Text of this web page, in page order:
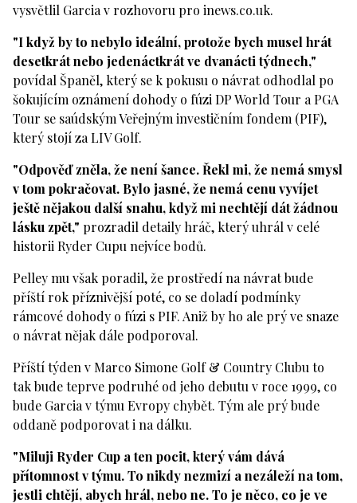
vysvětlil Garcia v rozhovoru pro inews.co.uk.
"I když by to nebylo ideální, protože bych musel hrát
desetkrát nebo jedenáctkrát ve dvanácti týdnech,"
povídal Španěl, který se k pokusu o návrat odhodlal po
šokujícím oznámení dohody o fúzi DP World Tour a PGA
Tour se saúdským Veřejným investičním fondem (PIF),
který stojí za LIV Golf.
"Odpověď zněla, že není šance. Řekl mi, že nemá smysl
v tom pokračovat. Bylo jasné, že nemá cenu vyvíjet
ještě nějakou další snahu, když mi nechtějí dát žádnou
lásku zpět," prozradil detaily hráč, který uhrál v celé
historii Ryder Cupu nejvíce bodů.
Pelley mu však poradil, že prostředí na návrat bude
příští rok příznivější poté, co se doladí podmínky
rámcové dohody o fúzi s PIF. Aniž by ho ale prý ve snaze
o návrat nějak dále podporoval.
Příští týden v Marco Simone Golf & Country Clubu to
tak bude teprve podruhé od jeho debutu v roce 1999, co
bude Garcia v týmu Evropy chybět. Tým ale prý bude
oddaně podporovat i na dálku.
"Miluji Ryder Cup a ten pocit, který vám dává
přítomnost v týmu. To nikdy nezmizí a nezáleží na tom,
jestli chtějí, abych hrál, nebo ne. To je něco, co je ve